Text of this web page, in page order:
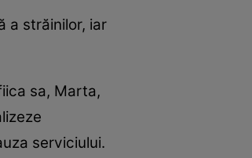
a străinilor, iar
sa, Marta,
serviciului.